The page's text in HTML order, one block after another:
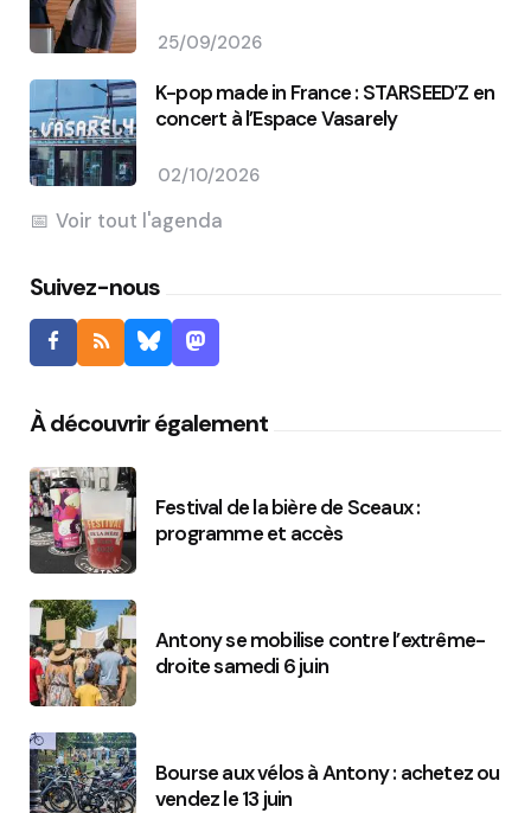
25/09/2026
K-pop made in France : STARSEED’Z en
concert à l’Espace Vasarely
02/10/2026
Voir tout l'agenda
Suivez-nous
À découvrir également
Festival de la bière de Sceaux :
programme et accès
Antony se mobilise contre l’extrême-
droite samedi 6 juin
Bourse aux vélos à Antony : achetez ou
vendez le 13 juin